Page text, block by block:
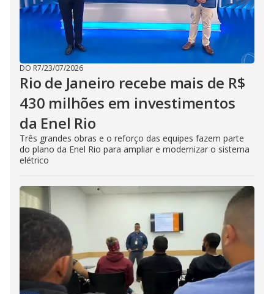
DO R7/23/07/2026
Rio de Janeiro recebe mais de R$
430 milhões em investimentos
da Enel Rio
Três grandes obras e o reforço das equipes fazem parte
do plano da Enel Rio para ampliar e modernizar o sistema
elétrico